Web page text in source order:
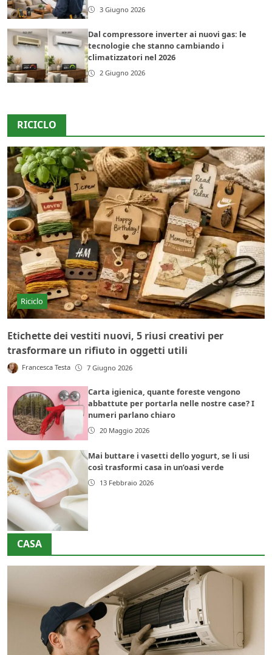
3 Giugno 2026
Dal compressore inverter ai nuovi gas: le
tecnologie che stanno cambiando i
climatizzatori nel 2026
2 Giugno 2026
RICICLO
Riciclo
Etichette dei vestiti nuovi, 5 riusi creativi per
trasformare un rifiuto in oggetti utili
Francesca Testa 7 Giugno 2026
Carta igienica, quante foreste vengono
abbattute per portarla nelle nostre case? I
numeri parlano chiaro
20 Maggio 2026
Mai buttare i vasetti dello yogurt, se li usi
così trasformi casa in un’oasi verde
13 Febbraio 2026
CASA